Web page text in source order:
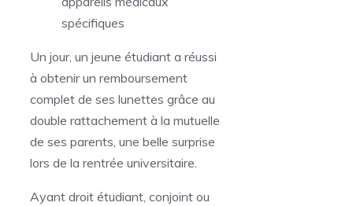
spécifiques
Un jour, un jeune étudiant a réussi
à obtenir un remboursement
complet de ses lunettes grâce au
double rattachement à la mutuelle
de ses parents, une belle surprise
lors de la rentrée universitaire.
Ayant droit étudiant, conjoint ou